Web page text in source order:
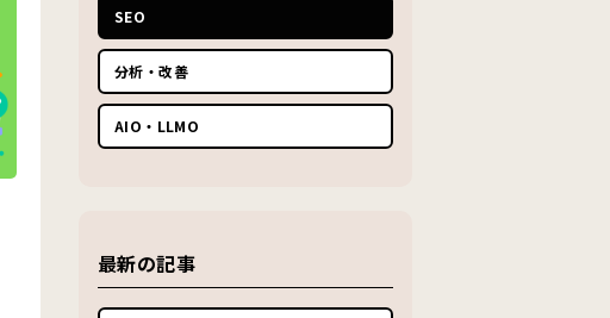
SEO
分析・改善
AIO・LLMO
最新の記事